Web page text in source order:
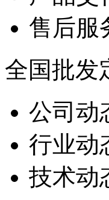
售后服
全国批发
公司动
行业动
技术动